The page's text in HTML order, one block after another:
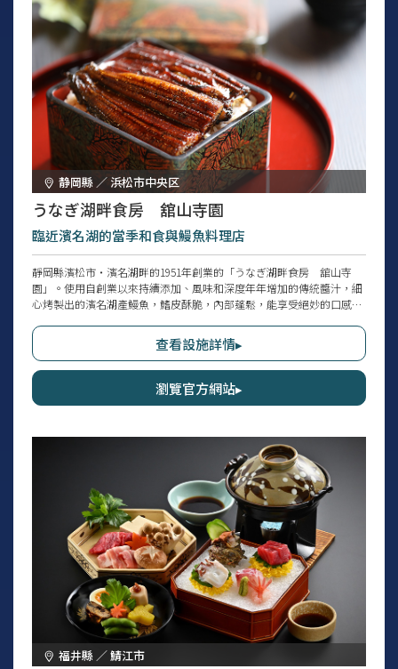
静岡縣 ／ 浜松市中央区
うなぎ湖畔食房 舘山寺園
臨近濱名湖的當季和食與鰻魚料理店
靜岡縣濱松市・濱名湖畔的1951年創業的「うなぎ湖畔食房 舘山寺
園」。使用自創業以來持續添加、風味和深度年年增加的傳統醬汁，細
心烤製出的濱名湖產鰻魚，鰭皮酥脆，內部蓬鬆，能享受絕妙的口感。
蟹」、冬季限定的「牡蠣蒲丼」「牡蠣炸物御膳」等，使用當季食材的
季節限定餐點。店內備有大型窗戶，並有可攜帶寵物的露臺座位，能一
邊欣賞濱名湖景色一邊悠閒用餐。
查看設施詳情▸
瀏覽官方網站▸
福井縣 ／ 鯖江市